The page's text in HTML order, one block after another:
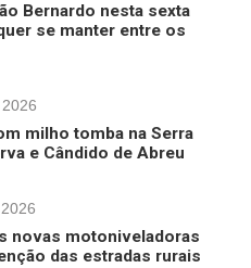
Bernardo nesta sexta
se manter entre os
milho tomba na Serra
e Cândido de Abreu
novas motoniveladoras
das estradas rurais